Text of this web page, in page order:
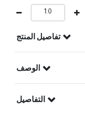
تفاصيل المنتج
الوصف
التفاصيل